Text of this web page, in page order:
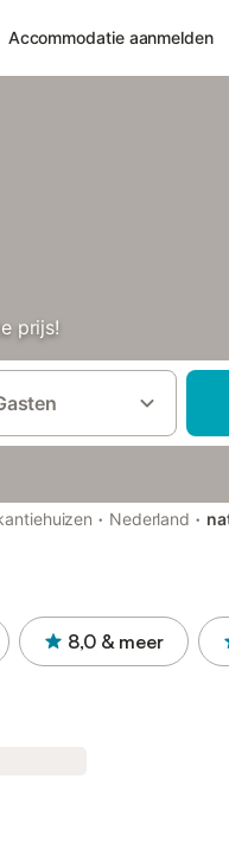
Accommodatie aanmelden
prijs!
· Nederland ·
8,0 & meer